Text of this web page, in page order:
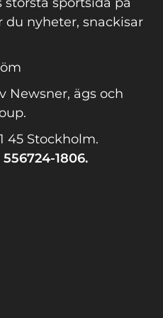
du nyheter, snackisar
Newsner, ägs och
45 Stockholm.
556724-1806.